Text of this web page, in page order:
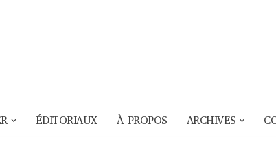
ÉDITORIAUX À PROPOS ARCHIVES